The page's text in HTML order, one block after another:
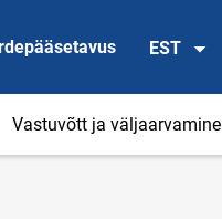
EST
Vastuvõtt ja väljaarvamine